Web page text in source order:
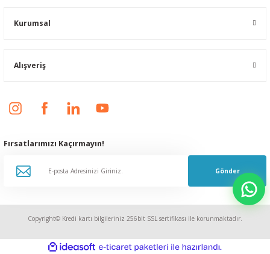
Kurumsal
Alışveriş
Fırsatlarımızı Kaçırmayın!
Gönder
Copyright© Kredi kartı bilgileriniz 256bit SSL sertifikası ile korunmaktadır.
ideasoft
e-